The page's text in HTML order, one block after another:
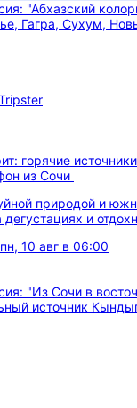
горячие
из Сочи
природой и
и
пн, 10 авг в 06:00